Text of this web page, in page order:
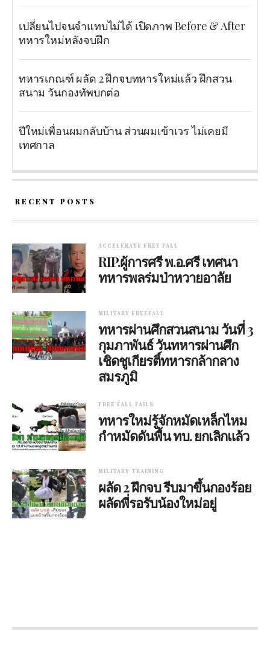
เปลี่ยนไปจนจำแทบไม่ได้ เปิดภาพ Before & After
ทหารใหม่หลังจบฝึก
ทหารเกณฑ์ ผลัด 2 ฝึกจบทหารใหม่แล้ว ฝึกสวน
สนาม วันกองทัพบกต่อ
ปีใหม่เพื่อนผมกลับบ้าน ส่วนผมเข้าเวร ไม่เคยมี
เทศกาล
RECENT POSTS
ACCELERATE FREE FALL
RIP.ผู้การศรี พ.อ.ศรี เทศนา
ทหารพลร่มป่าหวายอาลัย
MILITARY FREEFALL
ทหารผ่านศึกสวนสนาม วันที่ 3
กุมภาพันธ์ วันทหารผ่านศึก
เชิดชูเกียรติ์ทหารกล้ากลาง
สมรภูมิ
FREE FALL FAILS
ทหารใหม่รู้จักหมัดเหล็กไหม
กำหมัดดันพื้น ทบ. ยกเลิกแล้ว
MILITARY TRAINING
ผลัด 2 ฝึกจบ รีบมาขึ้นกองร้อย
ผลัดพี่รอรับน้องใหม่อยู่